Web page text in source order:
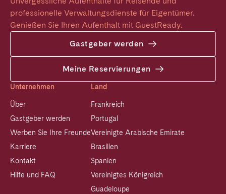
professionelle Verwaltungsdienste für Eigentümer.
Genießen Sie Ihren Aufenthalt mit GuestReady.
Gastgeber werden
Meine Reservierungen
Unternehmen
Über
Gastgeber werden
Werben Sie Ihre Freunde
Karriere
Kontakt
Hilfe und FAQ
Land
Frankreich
Portugal
Vereinigte Arabische Emirate
Brasilien
Spanien
Vereinigtes Königreich
Guadeloupe